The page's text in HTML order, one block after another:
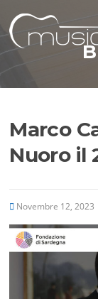
contenuto
Marco
Nuoro il
Novembre 12, 2023